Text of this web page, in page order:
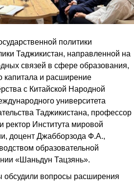
политики
Таджикистан, направленной на
связей в сфере образования,
капитала и расширение
с Китайской Народной
университета
Таджикистана, профессор
ректор Института мировой
доцент Джабборзода Ф.А.,
образовательной
«Шаньдун Тацзянь».
обсудили вопросы расширения